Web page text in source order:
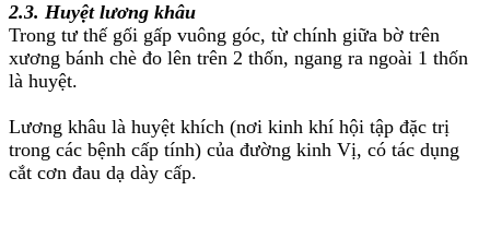
2.3. Huyệt lương khâu
Trong tư thế gối gấp vuông góc, từ chính giữa bờ trên
xương bánh chè đo lên trên 2 thốn, ngang ra ngoài 1 thốn
là huyệt.
Lương khâu là huyệt khích (nơi kinh khí hội tập đặc trị
trong các bệnh cấp tính) của đường kinh Vị, có tác dụng
cắt cơn đau dạ dày cấp.